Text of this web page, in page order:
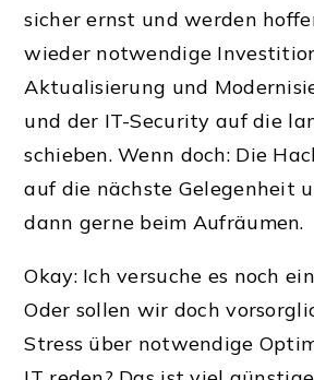
sicher ernst und werden
wieder notwendige
Aktualisierung und
und der IT-Security auf die
schieben. Wenn doch: Die
auf die nächste Gelegenheit
dann gerne beim Aufräumen.
Okay: Ich versuche es noch
Oder sollen wir doch
Stress über notwendige